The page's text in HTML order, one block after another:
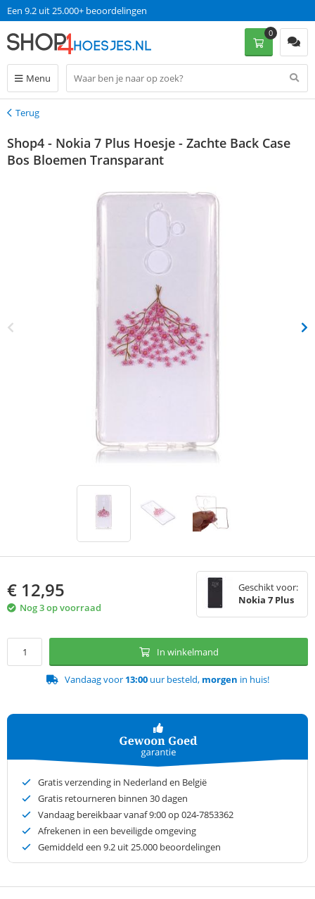
Een 9.2 uit 25.000+ beoordelingen
Menu
0
Terug
Terug
Shop4 - Nokia 7 Plus Hoesje - Zachte Back Case
Bos Bloemen Transparant
€ 12,95
Nog 3 op voorraad
Geschikt voor:
Nokia 7 Plus
In winkelmand
Vandaag voor 13:00uur besteld, morgen in huis!
Gratis verzending in Nederland en België
Gratis retourneren binnen 30 dagen
Vandaag bereikbaar vanaf 9:00 op 024-7853362
Afrekenen in een beveiligde omgeving
Gemiddeld een 9.2 uit 25.000 beoordelingen